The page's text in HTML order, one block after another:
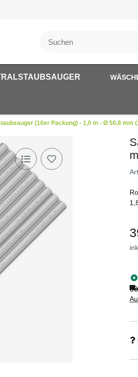
(10er Packung) - 1,0 m - Ø 50,8 mm